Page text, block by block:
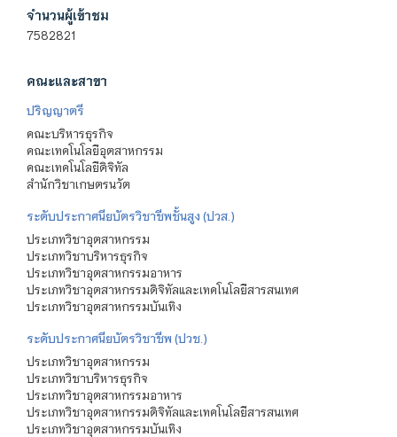
จำนวนผู้เข้าชม
7582821
คณะและสาขา
ปริญญาตรี
คณะบริหารธุรกิจ
คณะเทคโนโลยีอุตสาหกรรม
คณะเทคโนโลยีดิจิทัล
สำนักวิชาเกษตรนวัต
ระดับประกาศนียบัตรวิชาชีพชั้นสูง (ปวส.)
ประเภทวิชาอุตสาหกรรม
ประเภทวิชาบริหารธุรกิจ
ประเภทวิชาอุตสาหกรรมอาหาร
ประเภทวิชาอุตสาหกรรมดิจิทัลและเทคโนโลยีสารสนเทศ
ประเภทวิชาอุตสาหกรรมบันเทิง
ระดับประกาศนียบัตรวิชาชีพ (ปวช.)
ประเภทวิชาอุตสาหกรรม
ประเภทวิชาบริหารธุรกิจ
ประเภทวิชาอุตสาหกรรมอาหาร
ประเภทวิชาอุตสาหกรรมดิจิทัลและเทคโนโลยีสารสนเทศ
ประเภทวิชาอุตสาหกรรมบันเทิง